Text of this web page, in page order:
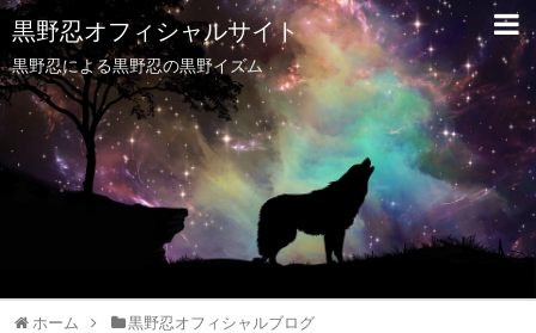
黒野忍オフィシャルサイト
黒野忍による黒野忍の黒野イズム
ホーム 黒野忍オフィシャルブログ